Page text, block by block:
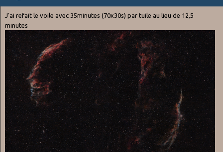
J’ai refait le voile avec 35minutes (70x30s) par tuile au lieu de 12,5
minutes